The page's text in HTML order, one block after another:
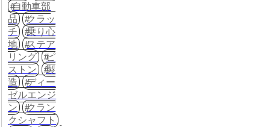
自動車部
品
クラッ
チ
乗り心
地
ステア
リング
ピ
ストン
製
造
ディー
ゼルエンジ
ン
クラン
クシャフト